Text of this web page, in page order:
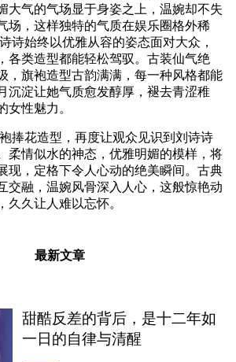
大气的气场显于身姿之上，温婉却不失
场，这样独特的气质在娱乐圈格外稀
诗始终以优雅从容的姿态面对大众，
各类造型都能轻松驾驭。古装仙气绝
，旗袍造型古韵满满，每一种风格都能
沉淀让她气质愈发醇厚，褪去青涩稚
女性魅力。
花造型，再度让观众见识到刘诗诗
柔情似水的神态，优雅明媚的模样，将
现，定格下令人心动的绝美瞬间。古典
交融，温婉风骨深入人心，这般惊艳动
久久让人难以忘怀。
最新文章
甜酷反差的背后，是十二年如
一日的自律与清醒